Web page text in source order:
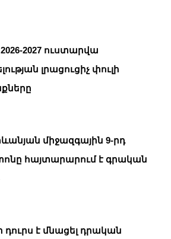
2027 ուստարվա
լրացուցիչ փուլի
միջազգային 9-րդ
հայտարարում է գրական
դուրս է մնացել դրական